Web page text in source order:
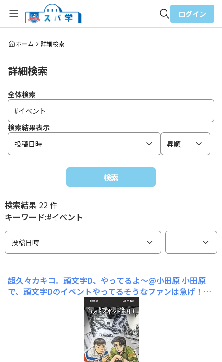
全体検索
ログイン
ホーム 詳細検索
詳細検索
全体検索
検索結果表示
投稿日時
昇順
検索
検索結果 22 件
キーワード:#イベント
投稿日時
超久々カキコ。頭文字D、やってるよ〜@小田原小田原
で、頭文字Dのイベントやってるそうなファンは急げ！
🤭https://www.instagram.com/reel/DbiNbSnpIDY/?igs
h=N3M4MjA3cHl4YmVzＰＳ 生きてます@高松 w